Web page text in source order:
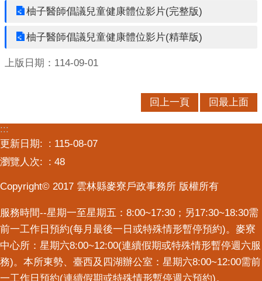
相
連
柚子醫師倡議兒童健康體位影片(完整版)
柚子醫師倡議兒童健康體位影片(精華版)
上版日期：114-09-01
回上一頁 回最上面
:::
更新日期:
115-08-07
瀏覽人次:
48
Copyright© 2017 雲林縣麥寮戶政事務所 版權所有
服務時間--星期一至星期五：8:00~17:30；另17:30~18:30需
前一工作日預約(每月最後一日或特殊情形暫停預約)。麥寮
中心所：星期六8:00~12:00(連續假期或特殊情形暫停週六服
務)。本所東勢、臺西及四湖辦公室：星期六8:00~12:00需前
一工作日預約(連續假期或特殊情形暫停週六預約)。